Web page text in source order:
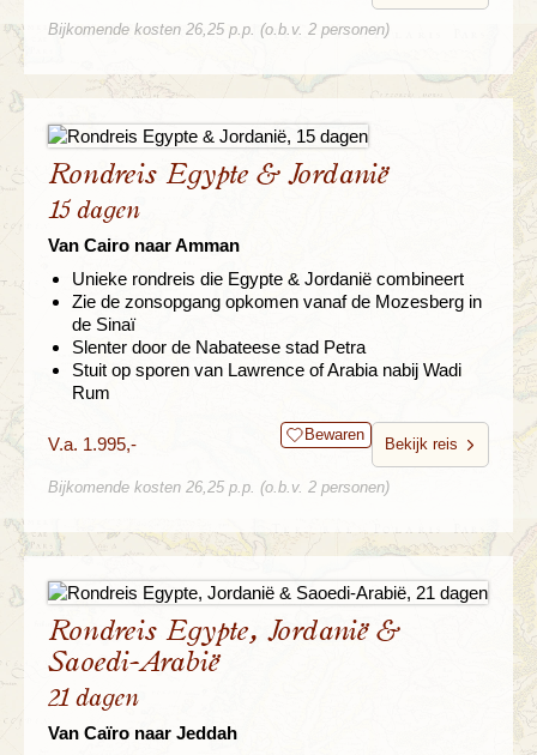
Bijkomende kosten 26,25 p.p. (o.b.v. 2 personen)
Rondreis Egypte & Jordanië
15 dagen
Van Cairo naar Amman
Unieke rondreis die Egypte & Jordanië combineert
Zie de zonsopgang opkomen vanaf de Mozesberg in
de Sinaï
Slenter door de Nabateese stad Petra
Stuit op sporen van Lawrence of Arabia nabij Wadi
Rum
V.a. 1.995,- Bewaren
Bekijk reis
Bijkomende kosten 26,25 p.p. (o.b.v. 2 personen)
Rondreis Egypte, Jordanië &
Saoedi-Arabië
21 dagen
Van Caïro naar Jeddah